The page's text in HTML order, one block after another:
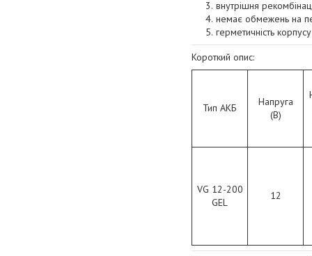
внутрішня
немає обмежень на
герметичність
Короткий опис:
Тип АКБ
Напруга
(В)
VG 12-200
GEL
12